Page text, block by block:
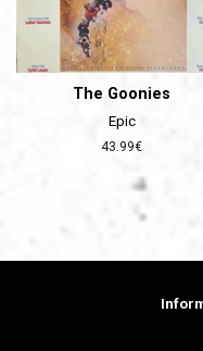
The Goonies
Epic
Prix
43.99€